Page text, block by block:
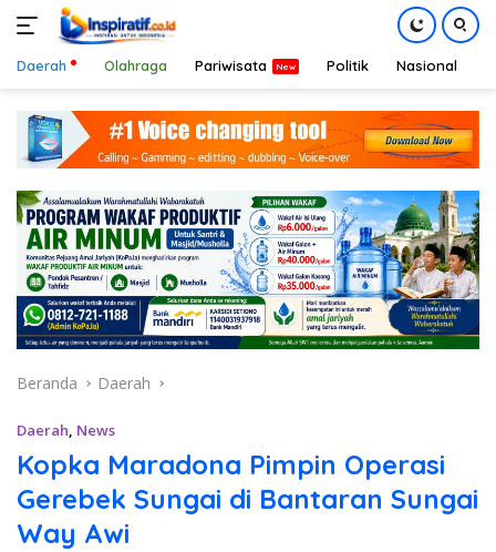
konten
Daerah Olahraga Pariwisata Politik Nasional
Beranda Daerah
Daerah, News
Kopka Maradona Pimpin Operasi
Gerebek Sungai di Bantaran Sungai
Way Awi